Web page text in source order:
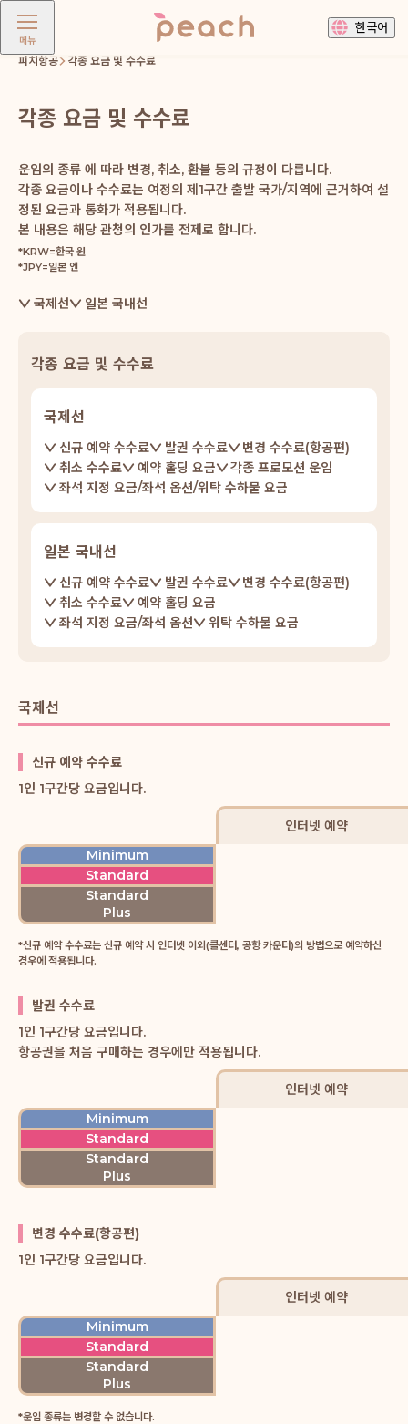
메뉴
한국어
피치항공 각종 요금 및 수수료
각종 요금 및 수수료
운임의 종류 에 따라 변경, 취소, 환불 등의 규정이 다릅니다.
각종 요금이나 수수료는 여정의 제1구간 출발 국가/지역에 근거하여 설
정된 요금과 통화가 적용됩니다.
본 내용은 해당 관청의 인가를 전제로 합니다.
*KRW=한국 원
*JPY=일본 엔
국제선 일본 국내선
각종 요금 및 수수료
국제선
신규 예약 수수료 발권 수수료
변경 수수료(항공편)
취소 수수료
예약 홀딩 요금
각종 프로모션 운임
좌석 지정 요금/좌석 옵션/위탁 수하물 요금
일본 국내선
신규 예약 수수료 발권 수수료
변경 수수료(항공편)
취소 수수료
예약 홀딩 요금
좌석 지정 요금/좌석 옵션
위탁 수하물 요금
국제선
신규 예약 수수료
1인 1구간당 요금입니다.
인터넷 예약
Minimum
Standard
Standard
Plus
*신규 예약 수수료는 신규 예약 시 인터넷 이외(콜센터, 공항 카운터)의 방법으로 예약하신
경우에 적용됩니다.
발권 수수료
1인 1구간당 요금입니다.
항공권을 처음 구매하는 경우에만 적용됩니다.
인터넷 예약
Minimum
Standard
Standard
Plus
변경 수수료(항공편)
1인 1구간당 요금입니다.
인터넷 예약
Minimum
Standard
Standard
Plus
*운임 종류는 변경할 수 없습니다.